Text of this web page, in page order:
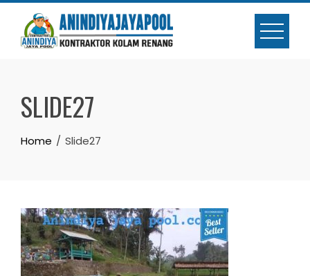
Skip
content
SLIDE27
Home Slide27